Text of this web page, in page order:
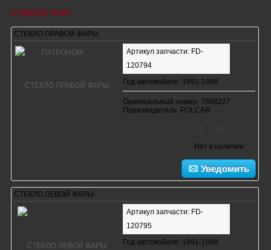
СТЕКЛА ФАР
СТЕКЛО ПРАВОЙ ФАРЫ
Артикул запчасти: FD-
120794
Год автомобиля: 1991-1998
Оригинальный номер: 7658227
Производитель: POLCAR
Нет в наличии
Уведомить
СТЕКЛО ЛЕВОЙ ФАРЫ
Артикул запчасти: FD-
120795
Год автомобиля: 1991-1998